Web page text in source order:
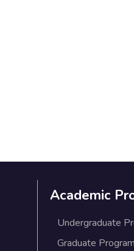
Academic
Undergraduate
Graduate